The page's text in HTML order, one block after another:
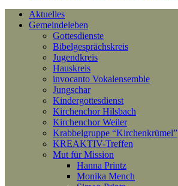
Aktuelles
Gemeindeleben
Gottesdienste
Bibelgesprächskreis
Jugendkreis
Hauskreis
invocanto Vokalensemble
Jungschar
Kindergottesdienst
Kirchenchor Hilsbach
Kirchenchor Weiler
Krabbelgruppe “Kirchenkrümel”
KREAKTIV-Treffen
Mut für Mission
Hanna Printz
Monika Mench